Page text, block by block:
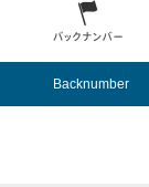
Backnumber